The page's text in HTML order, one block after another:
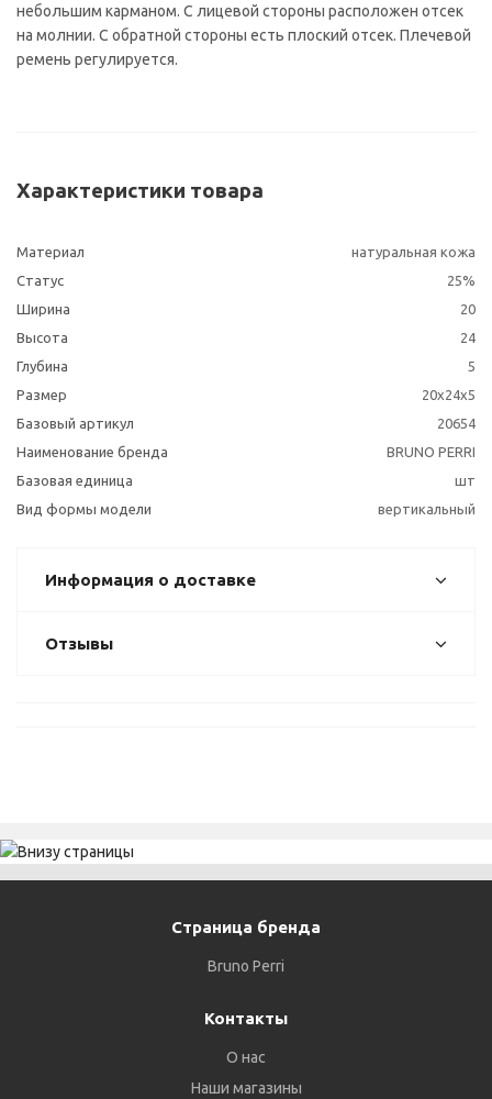
небольшим карманом. С лицевой стороны расположен отсек
на молнии. С обратной стороны есть плоский отсек. Плечевой
ремень регулируется.
Характеристики товара
Материал
натуральная кожа
Статус
25%
Ширина
20
Высота
24
Глубина
5
Размер
20х24х5
Базовый артикул
20654
Наименование бренда
BRUNO PERRI
Базовая единица
шт
Вид формы модели
вертикальный
Информация о доставке
Отзывы
Страница бренда
Bruno Perri
Контакты
О нас
Наши магазины